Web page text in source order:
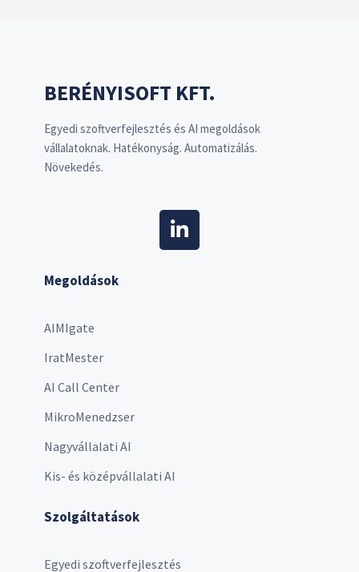
BERÉNYISOFT KFT.
Egyedi szoftverfejlesztés és AI megoldások
vállalatoknak. Hatékonyság. Automatizálás.
Növekedés.
Megoldások
AIMIgate
IratMester
AI Call Center
MikroMenedzser
Nagyvállalati AI
Kis- és középvállalati AI
Szolgáltatások
Egyedi szoftverfejlesztés